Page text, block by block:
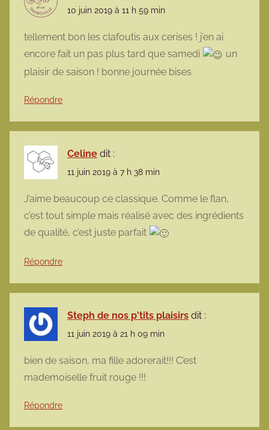
10 juin 2019 à 11 h 59 min
tellement bon les clafoutis aux cerises ! j’en ai
encore fait un pas plus tard que samedi
un
plaisir de saison ! bonne journée bises
Répondre
Celine dit :
11 juin 2019 à 7 h 38 min
J’aime beaucoup ce classique. Comme le flan,
c’est tout simple mais réalisé avec des ingrédients
de qualité, c’est juste parfait
Répondre
Steph de nos p'tits plaisirs dit :
11 juin 2019 à 21 h 09 min
bien de saison, ma fille adorerait!!! C’est
mademoiselle fruit rouge !!!
Répondre